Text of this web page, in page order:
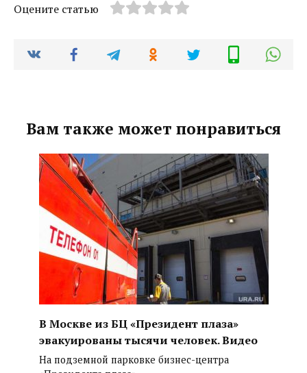
Оцените статью
Вам также может понравиться
В Москве из БЦ «Президент плаза»
эвакуированы тысячи человек. Видео
На подземной парковке бизнес-центра